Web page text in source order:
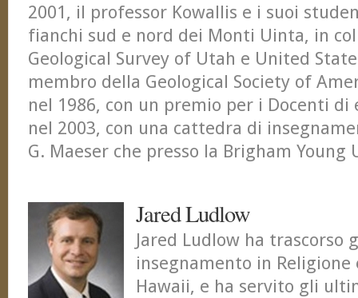
2001, il professor Kowallis e i suoi
fianchi sud e nord dei Monti Uinta, in
Geological Survey of Utah e United
membro della Geological Society of
nel 1986, con un premio per i Docenti di
nel 2003, con una cattedra di
G. Maeser che presso la Brigham Young
Jared Ludlow
Jared Ludlow ha trascorso
insegnamento in Religione
Hawaii, e ha servito gli